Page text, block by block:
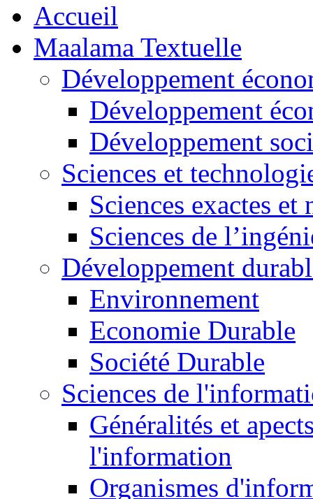
Accueil
Maalama Textuelle
Développement
Développement
Développement
Sciences et
Sciences exactes et
Sciences de
Développement
Environnement
Economie Durable
Société Durable
Sciences de
Généralités et
l'information
Organismes